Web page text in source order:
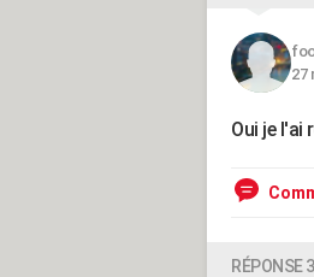
27
Oui je l'ai
RÉPONSE